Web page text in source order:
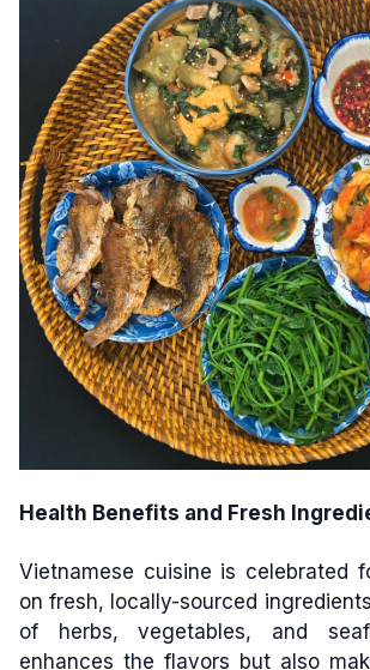
Health Benefits and Fresh
Vietnamese cuisine is celebrated
on fresh, locally-sourced
of herbs, vegetables, and
enhances the flavors but also